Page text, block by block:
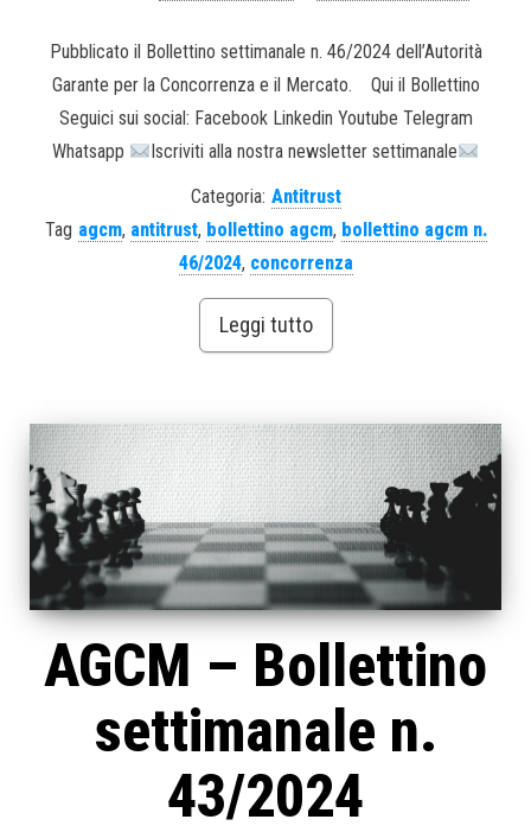
Pubblicato il Bollettino settimanale n. 46/2024 dell’Autorità
Garante per la Concorrenza e il Mercato. Qui il Bollettino
Seguici sui social: Facebook Linkedin Youtube Telegram
Whatsapp
Iscriviti alla nostra newsletter settimanale
Categoria: Antitrust
Tag agcm, antitrust, bollettino agcm, bollettino agcm n.
46/2024, concorrenza
Leggi tutto
AGCM – Bollettino
settimanale n.
43/2024